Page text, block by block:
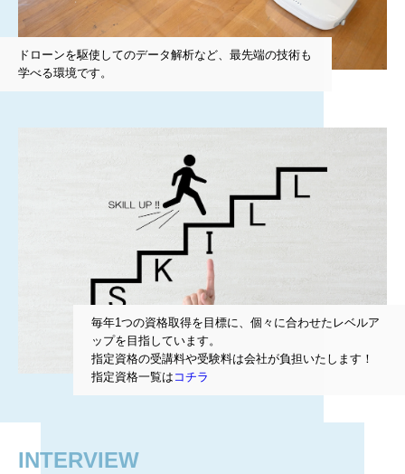
ドローンを駆使してのデータ解析など、最先端の技術も
学べる環境です。
毎年1つの資格取得を目標に、個々に合わせたレベルア
ップを目指しています。
指定資格の受講料や受験料は会社が負担いたします！
指定資格一覧は コチラ
INTERVIEW